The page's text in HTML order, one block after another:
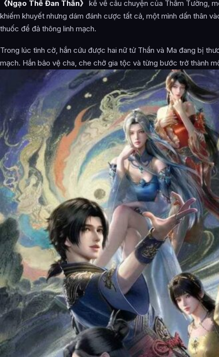
《Ngạo Thế Đan Thần》 kể về câu chuyện của Thẩm Tường,
khiếm khuyết nhưng dám đánh cược tất cả, một mình dấn thân
thuốc để đả thông linh mạch.
Trong lúc tình cờ, hắn cứu được hai nữ tử Thần và Ma đang bị
mạch. Hắn bảo vệ cha, che chở gia tộc và từng bước trở thành